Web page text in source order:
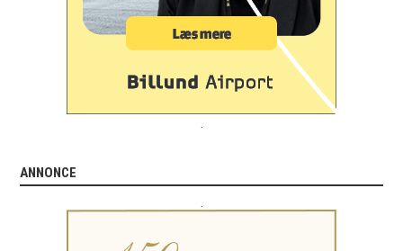
ANNONCE